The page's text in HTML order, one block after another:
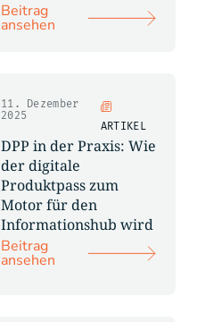
Beitrag
ansehen
ARTIKEL
11. Dezember
2025
DPP in der Praxis: Wie
der digitale
Produktpass zum
Motor für den
Informationshub wird
Beitrag
ansehen